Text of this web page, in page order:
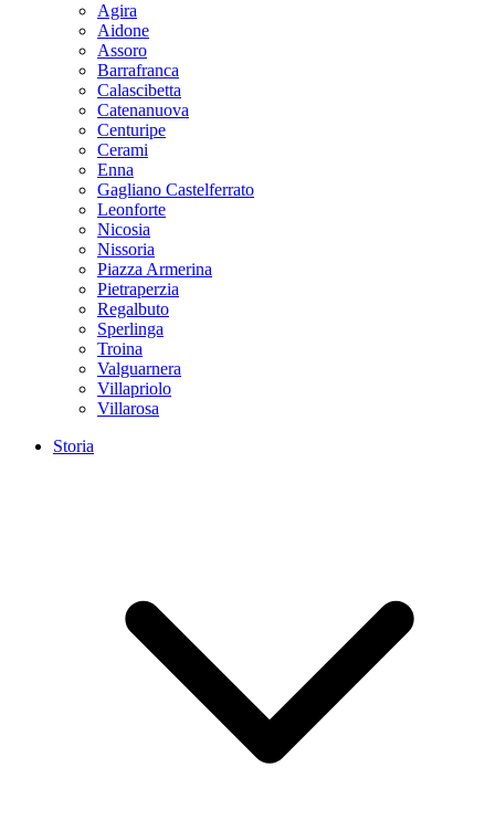
Agira
Aidone
Assoro
Barrafranca
Calascibetta
Catenanuova
Centuripe
Cerami
Enna
Gagliano Castelferrato
Leonforte
Nicosia
Nissoria
Piazza Armerina
Pietraperzia
Regalbuto
Sperlinga
Troina
Valguarnera
Villapriolo
Villarosa
Storia